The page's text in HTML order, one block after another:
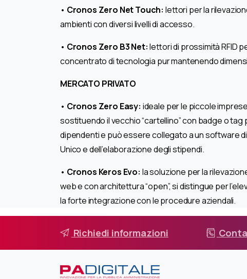
• Cronos Zero Net Touch: lettori per la
ambienti con diversi livelli di accesso.
• Cronos Zero B3 Net:lettori di prossimità RFID
concentrato di tecnologia pur mantenendo
MERCATO PRIVATO
• Cronos Zero Easy: ideale per le piccole
sostituendo il vecchio “cartellino” con badge o
dipendenti e può essere collegato a un software
Unico e dell’elaborazione degli stipendi.
• Cronos Keros Evo: la soluzione per la
web e con architettura “open”, si distingue per
la forte integrazione con le procedure aziendali.
Richiedi informazioni